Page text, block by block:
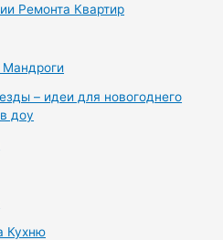
Ремонта Квартир
– идеи для новогоднего
доу
Кухню